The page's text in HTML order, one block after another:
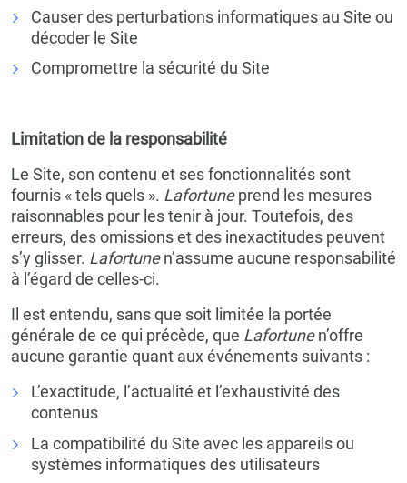
Causer des perturbations informatiques au Site ou
décoder le Site
Compromettre la sécurité du Site
Limitation de la responsabilité
Le Site, son contenu et ses fonctionnalités sont
fournis « tels quels ». Lafortuneprend les mesures
raisonnables pour les tenir à jour. Toutefois, des
erreurs, des omissions et des inexactitudes peuvent
s’y glisser. Lafortunen’assume aucune responsabilité
à l’égard de celles-ci.
Il est entendu, sans que soit limitée la portée
générale de ce qui précède, que Lafortunen’offre
aucune garantie quant aux événements suivants :
L’exactitude, l’actualité et l’exhaustivité des
contenus
La compatibilité du Site avec les appareils ou
systèmes informatiques des utilisateurs